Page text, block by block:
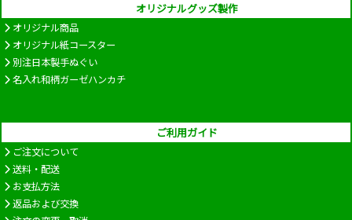
オリジナルグッズ製作
オリジナル商品
オリジナル紙コースター
別注日本製手ぬぐい
名入れ和柄ガーゼハンカチ
ご利用ガイド
ご注文について
送料・配送
お支払方法
返品および交換